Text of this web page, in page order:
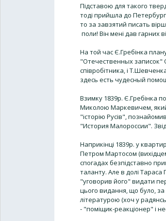
Підставою для такого
тоді прийшла до
то за завзятий писать
поли! Він мені дав гарних
На той час Є.Гребінка
"Отечественных записок"
співробітника, і
здесь есть чудесный
Взимку 1839р. Є.Гребінка
Миколою Маркевичем,
"історію Русів",
"История Малороссии".
Наприкінці 1839р. у
Петром Мартосом
спогадах безпідставно
таланту. Але в долі
"уговорив його" видати
цього видання, що було,
літературою (хоч у
- "поміщик-реакціонер" і